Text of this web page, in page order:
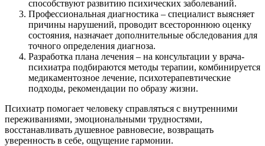
способствуют развитию психических заболеваний.
Профессиональная диагностика – специалист выясняет
причины нарушений, проводит всестороннюю оценку
состояния, назначает дополнительные обследования для
точного определения диагноза.
Разработка плана лечения – на консультации у врача-
психиатра подбираются методы терапии, комбинируется
медикаментозное лечение, психотерапевтические
подходы, рекомендации по образу жизни.
Психиатр помогает человеку справляться с внутренними
переживаниями, эмоциональными трудностями,
восстанавливать душевное равновесие, возвращать
уверенность в себе, ощущение гармонии.